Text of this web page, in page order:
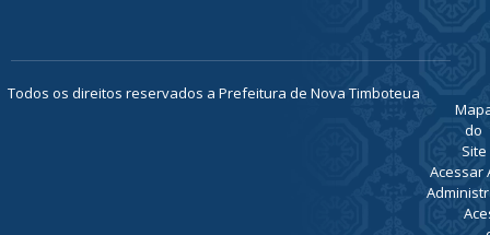
Todos os direitos reservados a Prefeitura de Nova Timboteua
do
Site
Acessar